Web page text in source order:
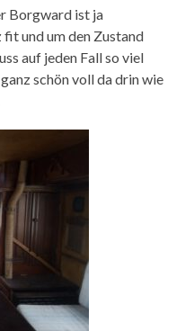
Borgward ist ja
und um den Zustand
auf jeden Fall so viel
schön voll da drin wie